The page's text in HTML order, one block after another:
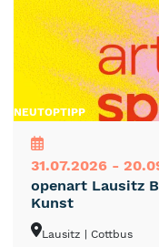
NEUTOPTIPP
31.07.2026 -
openart Lausitz
Kunst
Lausitz | Cottbus